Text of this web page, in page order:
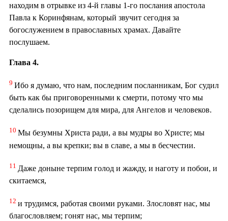
находим в отрывке из 4-й главы 1-го послания апостола
Павла к Коринфянам, который звучит сегодня за
богослужением в православных храмах. Давайте
послушаем.
Глава 4.
9 Ибо я думаю, что нам, последним посланникам, Бог судил
быть как бы приговоренными к смерти, потому что мы
сделались позорищем для мира, для Ангелов и человеков.
10 Мы безумны Христа ради, а вы мудры во Христе; мы
немощны, а вы крепки; вы в славе, а мы в бесчестии.
11 Даже доныне терпим голод и жажду, и наготу и побои, и
скитаемся,
12 и трудимся, работая своими руками. Злословят нас, мы
благословляем; гонят нас, мы терпим;